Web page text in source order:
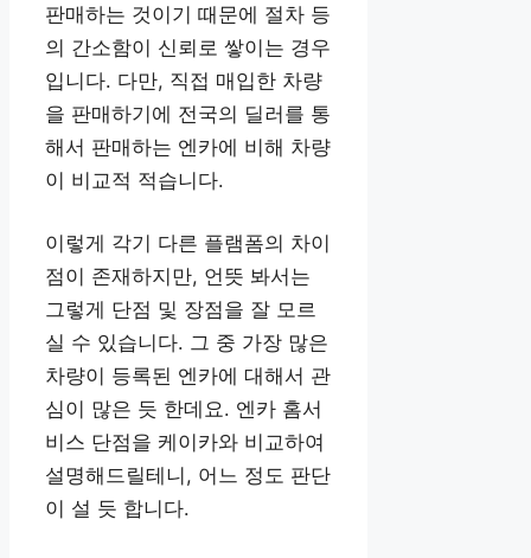
판매하는 것이기 때문에 절차 등
의 간소함이 신뢰로 쌓이는 경우
입니다. 다만, 직접 매입한 차량
을 판매하기에 전국의 딜러를 통
해서 판매하는 엔카에 비해 차량
이 비교적 적습니다.
이렇게 각기 다른 플램폼의 차이
점이 존재하지만, 언뜻 봐서는
그렇게 단점 및 장점을 잘 모르
실 수 있습니다. 그 중 가장 많은
차량이 등록된 엔카에 대해서 관
심이 많은 듯 한데요. 엔카 홈서
비스 단점을 케이카와 비교하여
설명해드릴테니, 어느 정도 판단
이 설 듯 합니다.